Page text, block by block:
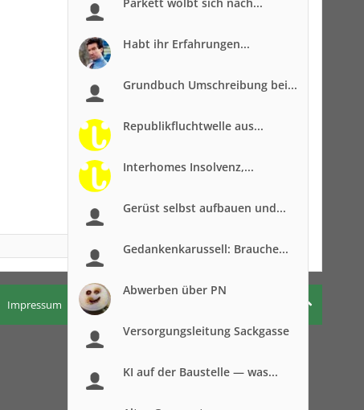
Habt ihr Erfahrungen...
Grundbuch Umschreibung bei...
Republikfluchtwelle aus...
Interhomes Insolvenz,...
Gerüst selbst aufbauen und...
Gedankenkarussell: Brauche...
Abwerben über PN
Versorgungsleitung Sackgasse
KI auf der Baustelle — was...
Impressum Nutzungsbedingungen